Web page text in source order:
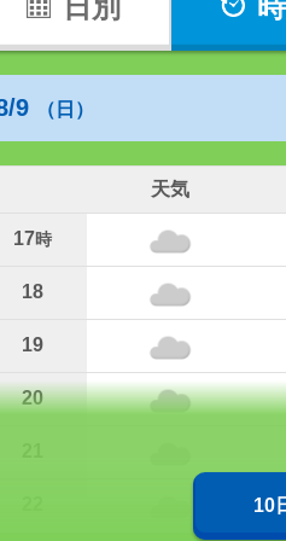
日別
9 （日）
天気
17時
18
19
20
10